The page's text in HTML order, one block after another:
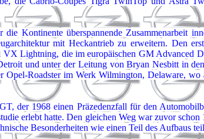
Kontinente überspannende Zusammenarbeit
mit Heckantrieb zu erweitern. Den
Lightning, die im europäischen GM Advanced
und unter der Leitung von Bryan Nesbitt in
Opel-Roadster im Werk Wilmington, Delaware,
der 1968 einen Präzedenzfall für den
erlebt hatte. Den gleichen Weg war zuvor
Besonderheiten wie einen Teil des Aufbaus